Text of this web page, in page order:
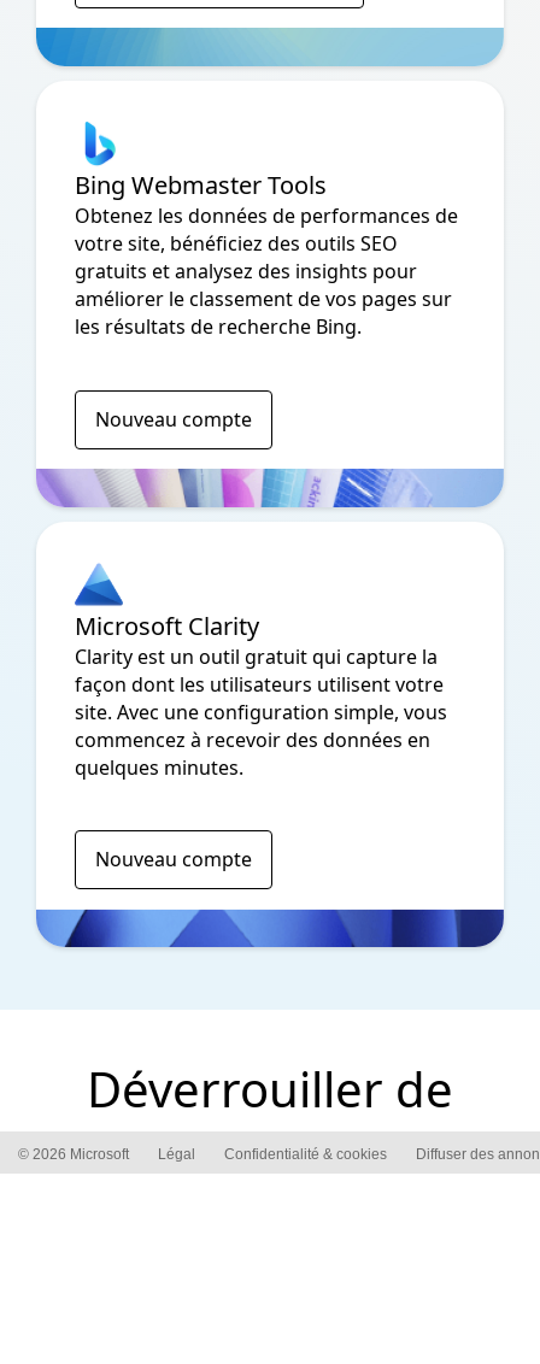
Bing Webmaster Tools
Obtenez les données de performances de
votre site, bénéficiez des outils SEO
gratuits et analysez des insights pour
améliorer le classement de vos pages sur
les résultats de recherche Bing.
Nouveau compte
Microsoft Clarity
Clarity est un outil gratuit qui capture la
façon dont les utilisateurs utilisent votre
site. Avec une configuration simple, vous
commencez à recevoir des données en
quelques minutes.
Nouveau compte
Déverrouiller de
nouvelles possibilités
© 2026 Microsoft Légal Confidentialité & cookies Diffuser des